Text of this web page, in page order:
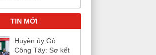
TIN MỚI
Huyện ủy Gò
Công Tây: Sơ kết